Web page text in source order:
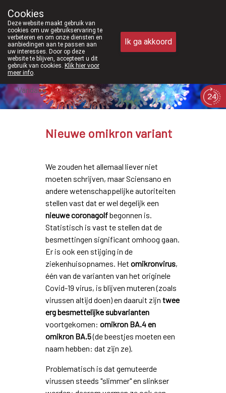
011/610300
Vandaag Nugesloten
Nieuwe omikron variant
We zouden het allemaal liever niet
moeten schrijven, maar Sciensano en
andere wetenschappelijke autoriteiten
stellen vast dat er wel degelijk een
nieuwe coronagolfbegonnen is.
Statistisch is vast te stellen dat de
besmettingen significant omhoog gaan.
Er is ook een stijging in de
ziekenhuisopnames. Het omikronvirus,
één van de varianten van het originele
Covid-19 virus, is blijven muteren (zoals
virussen altijd doen) en daaruit zijn twee
erg besmettelijke subvarianten
voortgekomen: omikron BA.4 en
omikron BA.5(de beestjes moeten een
naam hebben: dat zijn ze).
Problematisch is dat gemuteerde
virussen steeds "slimmer" en slinkser
Cookies
Deze website maakt gebruik van
cookies om uw gebruikservaring te
verbeteren en om onze diensten en
aanbiedingen aan te passen aan
uw interesses. Door op deze
website te blijven, accepteert u dit
gebruik van cookies. Klik hier voor
meer info.
Ik ga akkoord